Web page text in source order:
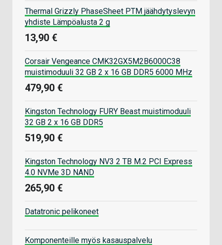
Thermal Grizzly PhaseSheet PTM jäähdytyslevyn
yhdiste Lämpöalusta 2 g
13,90 €
Corsair Vengeance CMK32GX5M2B6000C38
muistimoduuli 32 GB 2 x 16 GB DDR5 6000 MHz
479,90 €
Kingston Technology FURY Beast muistimoduuli
32 GB 2 x 16 GB DDR5
519,90 €
Kingston Technology NV3 2 TB M.2 PCI Express
4.0 NVMe 3D NAND
265,90 €
Datatronic pelikoneet
Komponenteille myös kasauspalvelu